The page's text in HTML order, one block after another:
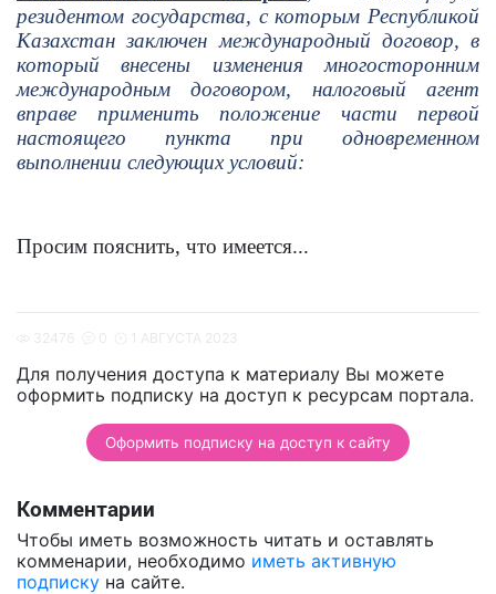
резидентом государства, с которым Республикой
Казахстан заключен международный договор, в
который внесены изменения многосторонним
международным договором, налоговый агент
вправе применить положение части первой
настоящего пункта при одновременном
выполнении следующих условий:
Просим пояснить, что имеется...
Для получения доступа к материалу Вы можете
оформить подписку на доступ к ресурсам портала.
Оформить подписку на доступ к сайту
Комментарии
Чтобы иметь возможность читать и оставлять
комменарии, необходимо иметь активную
подписку на сайте.